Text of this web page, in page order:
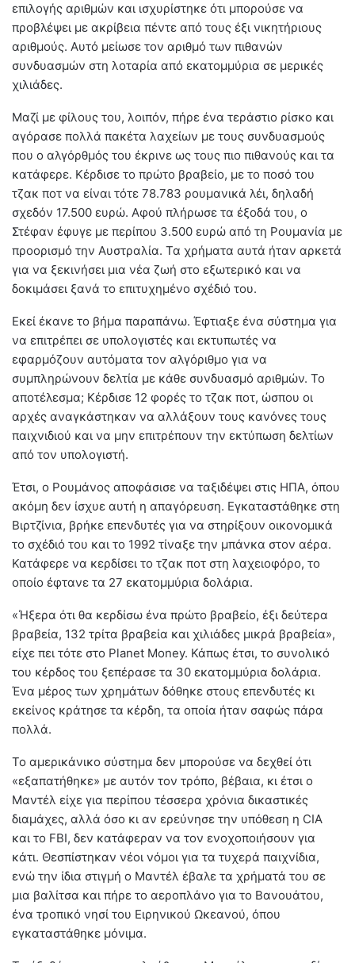
επιλογής αριθμών και ισχυρίστηκε ότι μπορούσε να
προβλέψει με ακρίβεια πέντε από τους έξι νικητήριους
αριθμούς. Αυτό μείωσε τον αριθμό των πιθανών
συνδυασμών στη λοταρία από εκατομμύρια σε μερικές
χιλιάδες.
Μαζί με φίλους του, λοιπόν, πήρε ένα τεράστιο ρίσκο και
αγόρασε πολλά πακέτα λαχείων με τους συνδυασμούς
που ο αλγόρθμός του έκρινε ως τους πιο πιθανούς και τα
κατάφερε. Κέρδισε το πρώτο βραβείο, με το ποσό του
τζακ ποτ να είναι τότε 78.783 ρουμανικά λέι, δηλαδή
σχεδόν 17.500 ευρώ. Αφού πλήρωσε τα έξοδά του, ο
Στέφαν έφυγε με περίπου 3.500 ευρώ από τη Ρουμανία με
προορισμό την Αυστραλία. Τα χρήματα αυτά ήταν αρκετά
για να ξεκινήσει μια νέα ζωή στο εξωτερικό και να
δοκιμάσει ξανά το επιτυχημένο σχέδιό του.
Εκεί έκανε το βήμα παραπάνω. Έφτιαξε ένα σύστημα για
να επιτρέπει σε υπολογιστές και εκτυπωτές να
εφαρμόζουν αυτόματα τον αλγόριθμο για να
συμπληρώνουν δελτία με κάθε συνδυασμό αριθμών. Το
αποτέλεσμα; Κέρδισε 12 φορές το τζακ ποτ, ώσπου οι
αρχές αναγκάστηκαν να αλλάξουν τους κανόνες τους
παιχνιδιού και να μην επιτρέπουν την εκτύπωση δελτίων
από τον υπολογιστή.
Έτσι, ο Ρουμάνος αποφάσισε να ταξιδέψει στις ΗΠΑ, όπου
ακόμη δεν ίσχυε αυτή η απαγόρευση. Εγκαταστάθηκε στη
Βιρτζίνια, βρήκε επενδυτές για να στηρίξουν οικονομικά
το σχέδιό του και το 1992 τίναξε την μπάνκα στον αέρα.
Κατάφερε να κερδίσει το τζακ ποτ στη λαχειοφόρο, το
οποίο έφτανε τα 27 εκατομμύρια δολάρια.
«Ήξερα ότι θα κερδίσω ένα πρώτο βραβείο, έξι δεύτερα
βραβεία, 132 τρίτα βραβεία και χιλιάδες μικρά βραβεία»,
είχε πει τότε στο Planet Money. Κάπως έτσι, το συνολικό
του κέρδος του ξεπέρασε τα 30 εκατομμύρια δολάρια.
Ένα μέρος των χρημάτων δόθηκε στους επενδυτές κι
εκείνος κράτησε τα κέρδη, τα οποία ήταν σαφώς πάρα
πολλά.
Το αμερικάνικο σύστημα δεν μπορούσε να δεχθεί ότι
«εξαπατήθηκε» με αυτόν τον τρόπο, βέβαια, κι έτσι ο
Μαντέλ είχε για περίπου τέσσερα χρόνια δικαστικές
διαμάχες, αλλά όσο κι αν ερεύνησε την υπόθεση η CIA
και το FBI, δεν κατάφεραν να τον ενοχοποιήσουν για
κάτι. Θεσπίστηκαν νέοι νόμοι για τα τυχερά παιχνίδια,
ενώ την ίδια στιγμή ο Μαντέλ έβαλε τα χρήματά του σε
μια βαλίτσα και πήρε το αεροπλάνο για το Βανουάτου,
ένα τροπικό νησί του Ειρηνικού Ωκεανού, όπου
εγκαταστάθηκε μόνιμα.